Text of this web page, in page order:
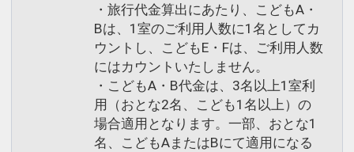
・旅行代金算出にあたり、こどもA・
Bは、1室のご利用人数に1名としてカ
ウントし、こどもE・Fは、ご利用人数
にはカウントいたしません。
・こどもA・B代金は、3名以上1室利
用（おとな2名、こども1名以上）の
場合適用となります。一部、おとな1
名、こどもAまたはBにて適用になる